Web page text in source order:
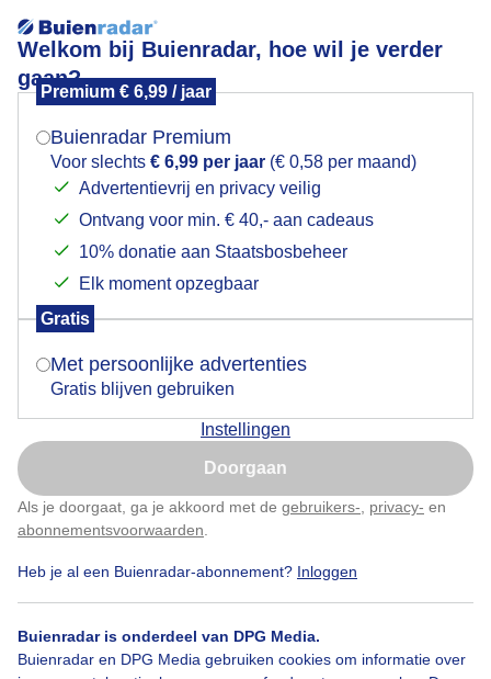
Welkom bij Buienradar, hoe wil je verder
gaan?
Premium € 6,99 / jaar
Buienradar Premium
Voor slechts € 6,99 per jaar (€ 0,58 per maand)
Advertentievrij en privacy veilig
Ontvang voor min. € 40,- aan cadeaus
10% donatie aan Staatsbosbeheer
Elk moment opzegbaar
Gratis
Met persoonlijke advertenties
Gratis blijven gebruiken
Instellingen
Doorgaan
Als je doorgaat, ga je akkoord met de gebruikers- privacy- en
abonnementsvoorwaarden
Heb je al een Buienradar-abonnement? Inloggen
Buienradar is onderdeel van DPG Media.
Buienradar en DPG Media gebruiken cookies om informatie over
ik ging vanochtend de mist in, maar het was zo
MOOI..........
Mogen we je locatie gebruiken voor het
Indien je hier nog geen akkoord op hebt gegeven,
verschijnt er zo een pop-up uit je browser waarin
Is goed, toon de popup
Nu niet, misschien later
Klik hierom dit aan te passen